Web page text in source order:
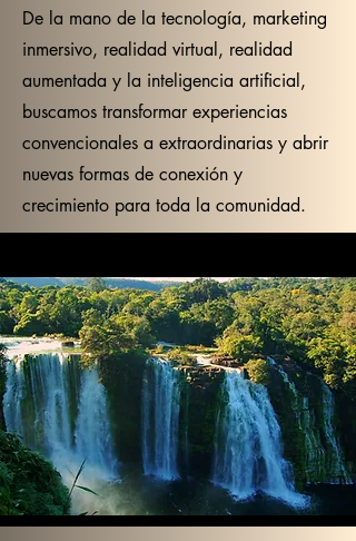
De la mano de la tecnología, marketing
inmersivo, realidad virtual, realidad
aumentada y la inteligencia artificial,
buscamos transformar experiencias
convencionales a extraordinarias y abrir
nuevas formas de conexión y
crecimiento para toda la comunidad.